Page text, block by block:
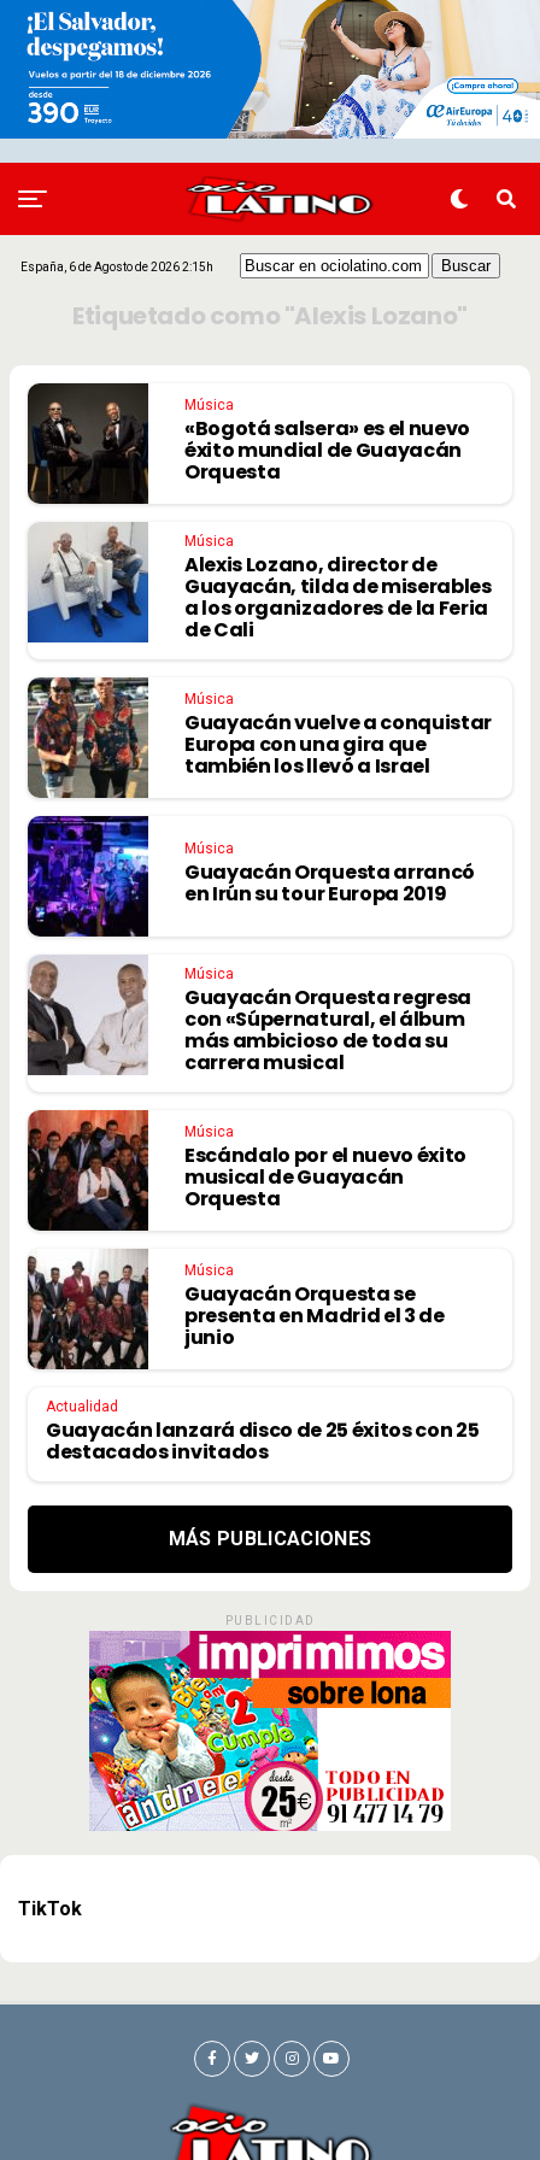
España, 6 de Agosto de 2026 2:15h
Etiquetado como "Alexis Lozano"
Música
«Bogotá salsera» es el nuevo
éxito mundial de Guayacán
Orquesta
Música
Alexis Lozano, director de
Guayacán, tilda de miserables
a los organizadores de la Feria
de Cali
Música
Guayacán vuelve a conquistar
Europa con una gira que
también los llevó a Israel
Música
Guayacán Orquesta arrancó
en Irún su tour Europa 2019
Música
Guayacán Orquesta regresa
con «Súpernatural, el álbum
más ambicioso de toda su
carrera musical
Música
Escándalo por el nuevo éxito
musical de Guayacán
Orquesta
Música
Guayacán Orquesta se
presenta en Madrid el 3 de
junio
Actualidad
Guayacán lanzará disco de 25 éxitos con 25
destacados invitados
MÁS PUBLICACIONES
PUBLICIDAD
TikTok